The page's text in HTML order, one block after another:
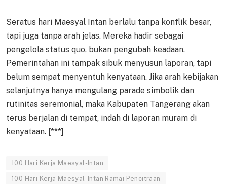
Seratus hari Maesyal Intan berlalu tanpa konflik besar,
tapi juga tanpa arah jelas. Mereka hadir sebagai
pengelola status quo, bukan pengubah keadaan.
Pemerintahan ini tampak sibuk menyusun laporan, tapi
belum sempat menyentuh kenyataan. Jika arah kebijakan
selanjutnya hanya mengulang parade simbolik dan
rutinitas seremonial, maka Kabupaten Tangerang akan
terus berjalan di tempat, indah di laporan muram di
kenyataan. [***]
100 Hari Kerja Maesyal-Intan
100 Hari Kerja Maesyal-Intan Ramai Pencitraan